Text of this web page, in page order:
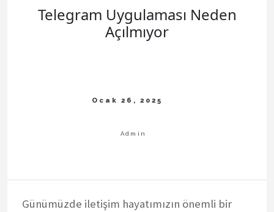
Telegram Uygulaması Neden
Açılmıyor
Günümüzde iletişim hayatımızın önemli bir